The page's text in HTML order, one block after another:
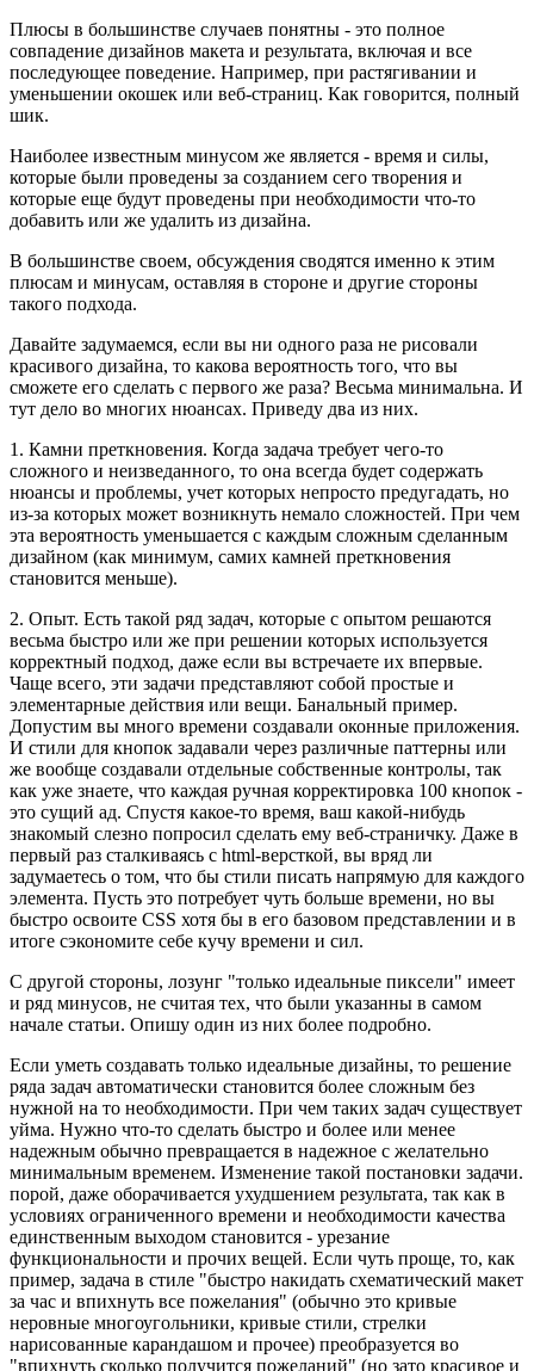
Плюсы в большинстве случаев понятны - это полное
совпадение дизайнов макета и результата, включая и все
последующее поведение. Например, при растягивании и
уменьшении окошек или веб-страниц. Как говорится, полный
шик.
Наиболее известным минусом же является - время и силы,
которые были проведены за созданием сего творения и
которые еще будут проведены при необходимости что-то
добавить или же удалить из дизайна.
В большинстве своем, обсуждения сводятся именно к этим
плюсам и минусам, оставляя в стороне и другие стороны
такого подхода.
Давайте задумаемся, если вы ни одного раза не рисовали
красивого дизайна, то какова вероятность того, что вы
сможете его сделать с первого же раза? Весьма минимальна. И
тут дело во многих нюансах. Приведу два из них.
1. Камни преткновения. Когда задача требует чего-то
сложного и неизведанного, то она всегда будет содержать
нюансы и проблемы, учет которых непросто предугадать, но
из-за которых может возникнуть немало сложностей. При чем
эта вероятность уменьшается с каждым сложным сделанным
дизайном (как минимум, самих камней преткновения
становится меньше).
2. Опыт. Есть такой ряд задач, которые с опытом решаются
весьма быстро или же при решении которых используется
корректный подход, даже если вы встречаете их впервые.
Чаще всего, эти задачи представляют собой простые и
элементарные действия или вещи. Банальный пример.
Допустим вы много времени создавали оконные приложения.
И стили для кнопок задавали через различные паттерны или
же вообще создавали отдельные собственные контролы, так
как уже знаете, что каждая ручная корректировка 100 кнопок -
это сущий ад. Спустя какое-то время, ваш какой-нибудь
знакомый слезно попросил сделать ему веб-страничку. Даже в
первый раз сталкиваясь с html-версткой, вы вряд ли
задумаетесь о том, что бы стили писать напрямую для каждого
элемента. Пусть это потребует чуть больше времени, но вы
быстро освоите CSS хотя бы в его базовом представлении и в
итоге сэкономите себе кучу времени и сил.
С другой стороны, лозунг "только идеальные пиксели" имеет
и ряд минусов, не считая тех, что были указанны в самом
начале статьи. Опишу один из них более подробно.
Если уметь создавать только идеальные дизайны, то решение
ряда задач автоматически становится более сложным без
нужной на то необходимости. При чем таких задач существует
уйма. Нужно что-то сделать быстро и более или менее
надежным обычно превращается в надежное с желательно
минимальным временем. Изменение такой постановки задачи.
порой, даже оборачивается ухудшением результата, так как в
условиях ограниченного времени и необходимости качества
единственным выходом становится - урезание
функциональности и прочих вещей. Если чуть проще, то, как
пример, задача в стиле "быстро накидать схематический макет
за час и впихнуть все пожелания" (обычно это кривые
неровные многоугольники, кривые стили, стрелки
нарисованные карандашом и прочее) преобразуется во
"впихнуть сколько получится пожеланий" (но зато красивое и